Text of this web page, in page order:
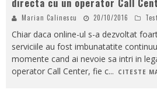
directa cu un operator Call
Marian Calinescu 20/10/2016 Test
Chiar daca online-ul s-a dezvoltat
serviciile au fost imbunatatite
momente cand ai nevoie sa intri in
operator Call Center, fie c... CITESTE